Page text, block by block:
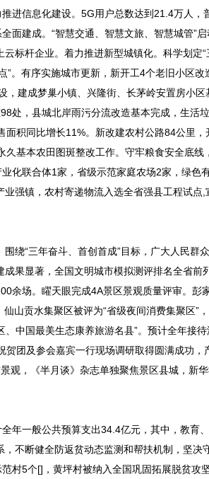
进信息化建设。5G用户总数达到21.4万人，
面建成。“智慧交通、智慧文旅、智慧城管”
标杆企业。着力推进新型城镇化。科学划定“
”。有序实施城市更新，新开工4个老旧小区改
建成梦巢小镇、兴隆街、长茅岭安置房小区
处，县城北岸雨污分流改造基本完成，生活
积同比增长11%。新改建农村公路84公里，
基本农田图斑整改工作。守牢粮食安全底线
化联合体1家，省级示范家庭农场2家，绿色
强镇，农村寄递物流入选全省强县工程试点,
绕“三年奋斗、首创首成”目标，广大人民群
果显著，全国文明城市模拟测评排名全省前
余场。矅天眼完成4A景区景观质量评审。彭
山贡水集聚区被评为“省级夜间消费集聚区”
中国最美生态康养旅游名县”。预计全年接
团及参会嘉宾一行现场调研取得圆满成功，
观，《半月谈》杂志单独聚焦景区县城，新
年一般公共预算支出34.4亿元，其中，教育
不断健全防返贫动态监测和帮扶机制，坚决
村5个[]，黄坪村被纳入全国巩固拓展脱贫攻